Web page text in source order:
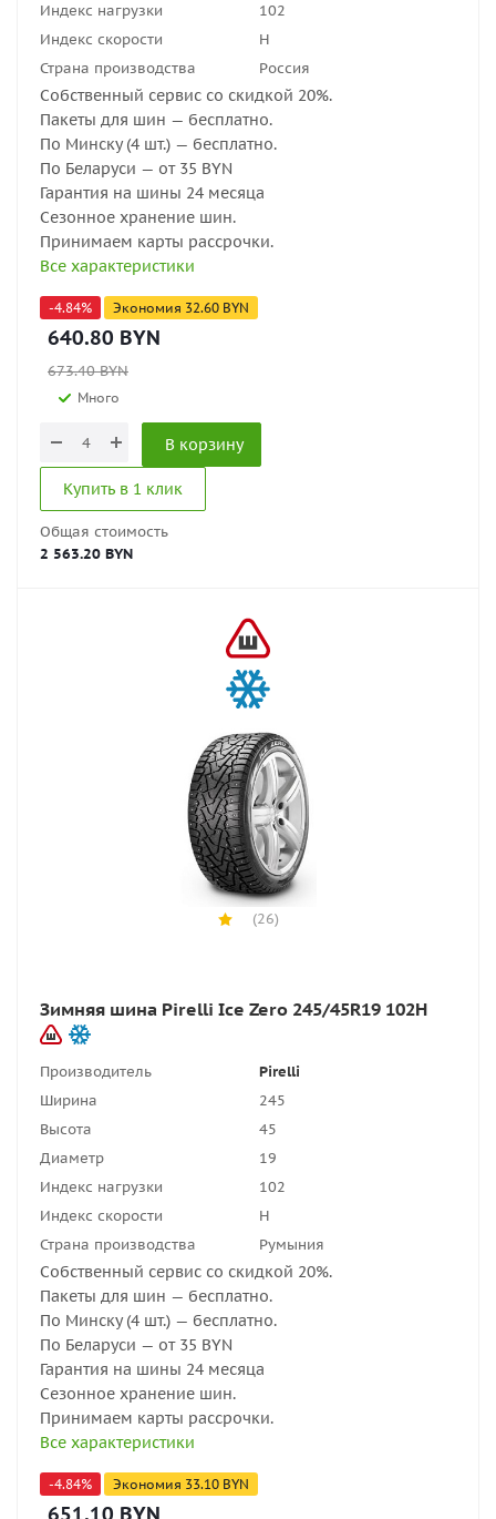
Индекс нагрузки
102
Индекс скорости
H
Страна производства
Россия
Собственный сервис со скидкой 20%.
Пакеты для шин — бесплатно.
По Минску (4 шт.) — бесплатно.
По Беларуси — от 35 BYN
Гарантия на шины 24 месяца
Сезонное хранение шин.
Принимаем карты рассрочки.
Все характеристики
-4.84% Экономия 32.60 BYN
640.80 BYN
673.40BYN
Много
В корзину
Купить в 1 клик
Общая стоимость
2 563.20 BYN
(26)
Зимняя шина Pirelli Ice Zero 245/45R19 102H
Производитель
Pirelli
Ширина
245
Высота
45
Диаметр
19
Индекс нагрузки
102
Индекс скорости
H
Страна производства
Румыния
Собственный сервис со скидкой 20%.
Пакеты для шин — бесплатно.
По Минску (4 шт.) — бесплатно.
По Беларуси — от 35 BYN
Гарантия на шины 24 месяца
Сезонное хранение шин.
Принимаем карты рассрочки.
Все характеристики
-4.84% Экономия 33.10 BYN